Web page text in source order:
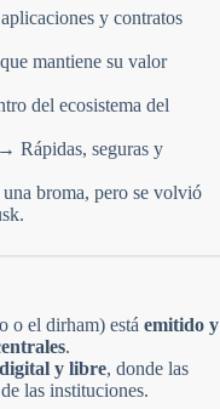
y contratos
que mantiene su valor
del ecosistema del
→ Rápidas, seguras y
broma, pero se volvió
o el dirham) está emitido y
.
y libre, donde las
las instituciones.